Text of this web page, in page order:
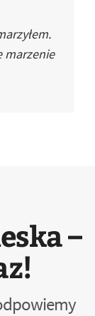
marzenie
–